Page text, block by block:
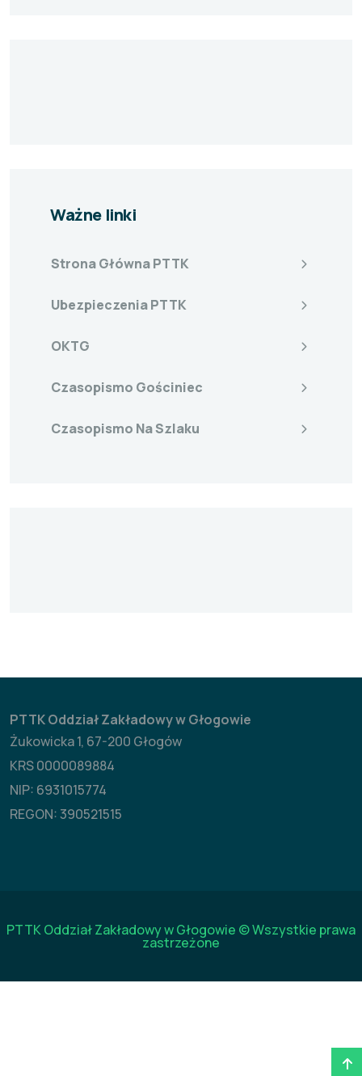
Ważne linki
Strona Główna PTTK
Ubezpieczenia PTTK
OKTG
Czasopismo Gościniec
Czasopismo Na Szlaku
PTTK Oddział Zakładowy w Głogowie
Żukowicka 1, 67-200 Głogów
KRS 0000089884
NIP: 6931015774
REGON: 390521515
PTTK Oddział Zakładowy w Głogowie © Wszystkie prawa
zastrzeżone